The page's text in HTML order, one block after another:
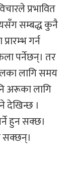
प्रभावित
सम्बद्ध कुनै
गर्न
पर्नेछन्। तर
लागि समय
अरूका लागि
देखिन्छ ।
हुन सक्छ।
सक्छन्।